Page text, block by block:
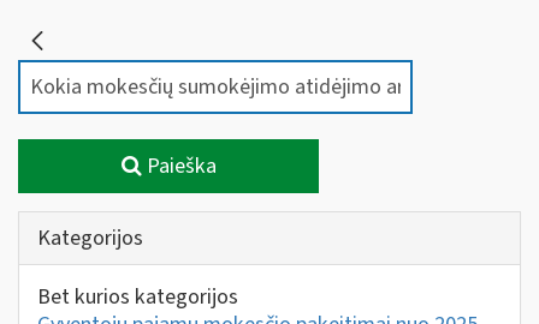
Paieška
Kategorijos
Bet kurios kategorijos